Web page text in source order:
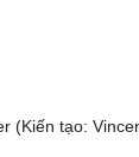
(Kiến tạo: